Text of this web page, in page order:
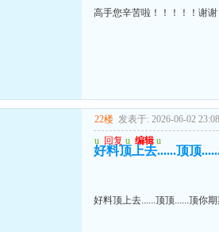
高手您辛苦啦！！！！！谢谢
22楼 发表于: 2026-06-02 23:08
u 回复 u 编辑 u
好料顶上去......顶顶
好料顶上去......顶顶......顶你